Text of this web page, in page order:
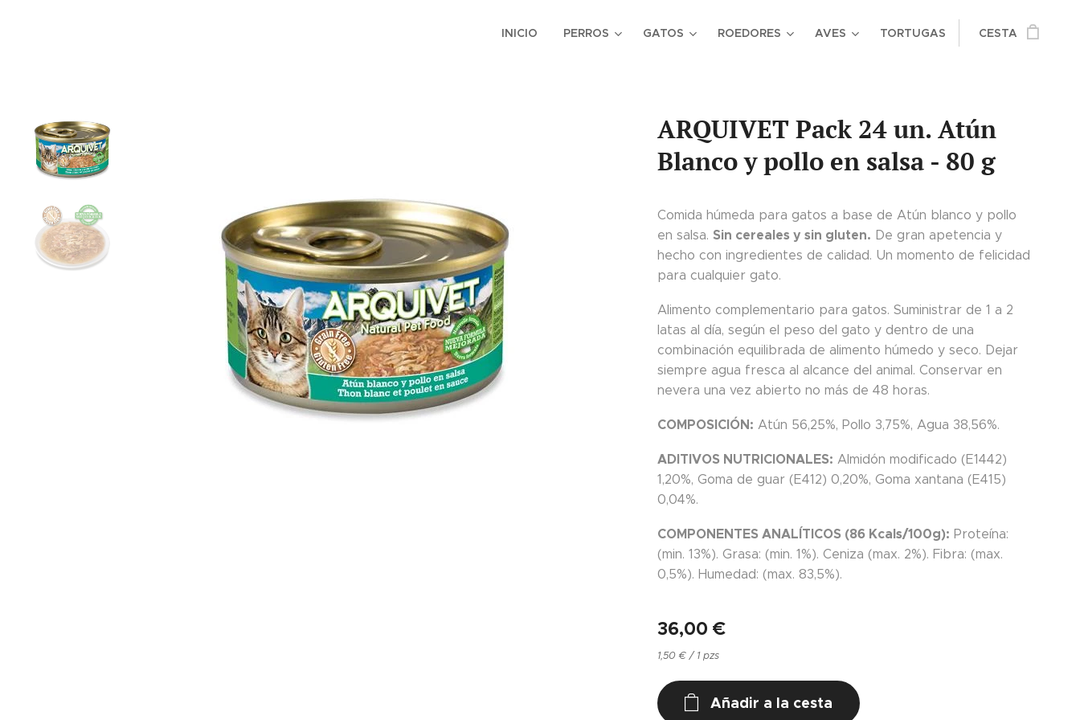
INICIO PERROS GATOS ROEDORES AVES TORTUGAS CESTA
ARQUIVET Pack 24 un. Atún
Blanco y pollo en salsa - 80 g
Comida húmeda para gatos a base de Atún blanco y pollo
en salsa. Sin cereales y sin gluten. De gran apetencia y
hecho con ingredientes de calidad. Un momento de felicidad
para cualquier gato.
Alimento complementario para gatos. Suministrar de 1 a 2
latas al día, según el peso del gato y dentro de una
combinación equilibrada de alimento húmedo y seco. Dejar
siempre agua fresca al alcance del animal. Conservar en
nevera una vez abierto no más de 48 horas.
COMPOSICIÓN: Atún 56,25%, Pollo 3,75%, Agua 38,56%.
ADITIVOS NUTRICIONALES: Almidón modificado (E1442)
1,20%, Goma de guar (E412) 0,20%, Goma xantana (E415)
0,04%.
COMPONENTES ANALÍTICOS (86 Kcals/100g): Proteína:
(min. 13%). Grasa: (min. 1%). Ceniza (max. 2%). Fibra: (max.
0,5%). Humedad: (max. 83,5%).
36,00 €
1,50 € / 1 pzs
Añadir a la cesta